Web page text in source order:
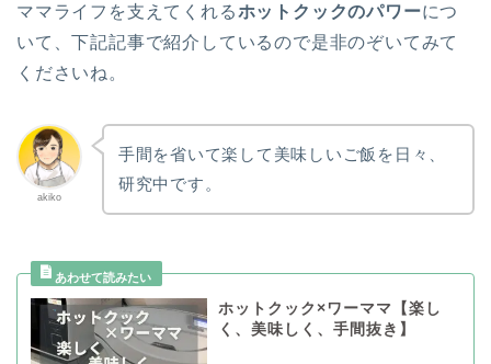
ママライフを支えてくれるホットクックのパワーにつ
いて、下記記事で紹介しているので是非のぞいてみて
くださいね。
akiko
手間を省いて楽して美味しいご飯を日々、
研究中です。
ホットクック×ワーママ【楽し
く、美味しく、手間抜き】